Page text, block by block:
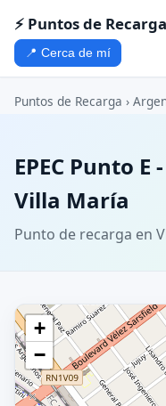
⚡ Puntos de Recarga
📍 Cerca de mí
Puntos de Recarga ›
EPEC Punto
Villa María
Punto de recarga en
+
−